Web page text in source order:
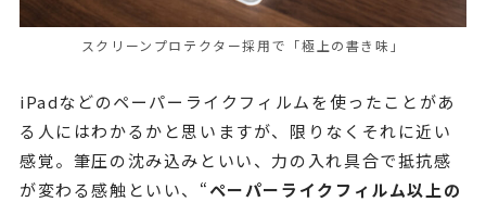
スクリーンプロテクター採用で「極上の書き味」
iPadなどのペーパーライクフィルムを使ったことがあ
る人にはわかるかと思いますが、限りなくそれに近い
感覚。筆圧の沈み込みといい、力の入れ具合で抵抗感
が変わる感触といい、“ペーパーライクフィルム以上の